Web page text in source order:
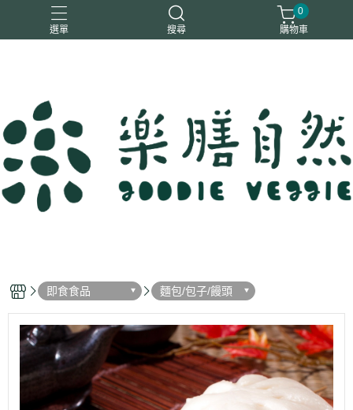
選單 搜尋
一樂鶴
0
購物車
即食食品 麵包/包子/饅頭